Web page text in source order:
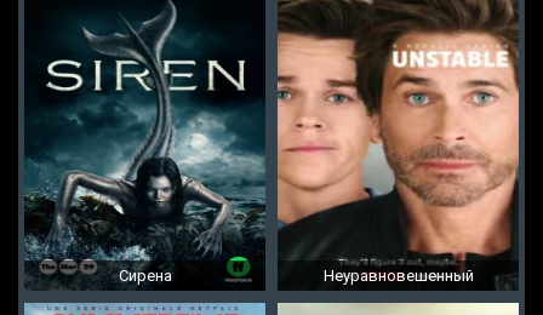
Сирена Неуравновешенный